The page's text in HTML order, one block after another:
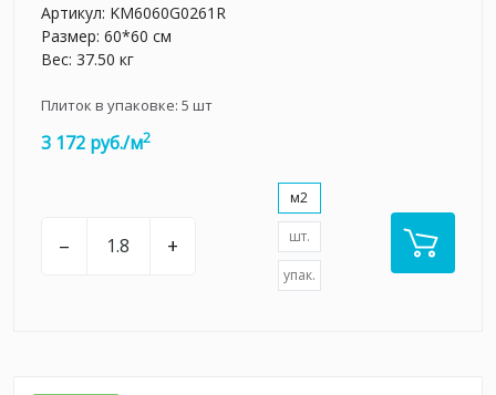
Артикул: KM6060G0261R
Размер: 60*60 см
Вес: 37.50 кг
Плиток в упаковке: 5 шт
3 172 руб./м2
– +
м2
шт.
упак.